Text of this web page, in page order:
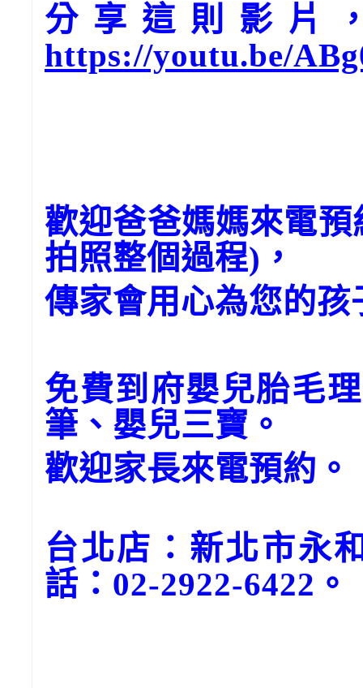
分享這則影片
https://youtu.be/
歡迎爸爸媽媽來電
拍照整個過程)，
傳家會用心為您的
免費到府嬰兒胎毛
筆、嬰兒三寶。
歡迎家長來電預約。
台北店：新北市永
話：02-2922-6422。